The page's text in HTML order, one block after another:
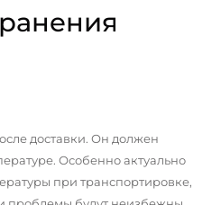
доставки. Он должен
Особенно актуально
при транспортировке,